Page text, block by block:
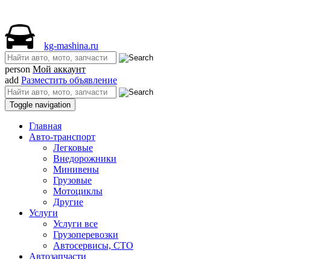
kg-mashina.ru
person Мой аккаунт
add Разместить объявление
Toggle navigation
Главная
Авто-транспорт
Легковые
Внедорожники
Минивены
Грузовые
Мотоциклы
Другие
Услуги
Услуги все
Грузоперевозки
Автосервисы, СТО
Автозапчасти